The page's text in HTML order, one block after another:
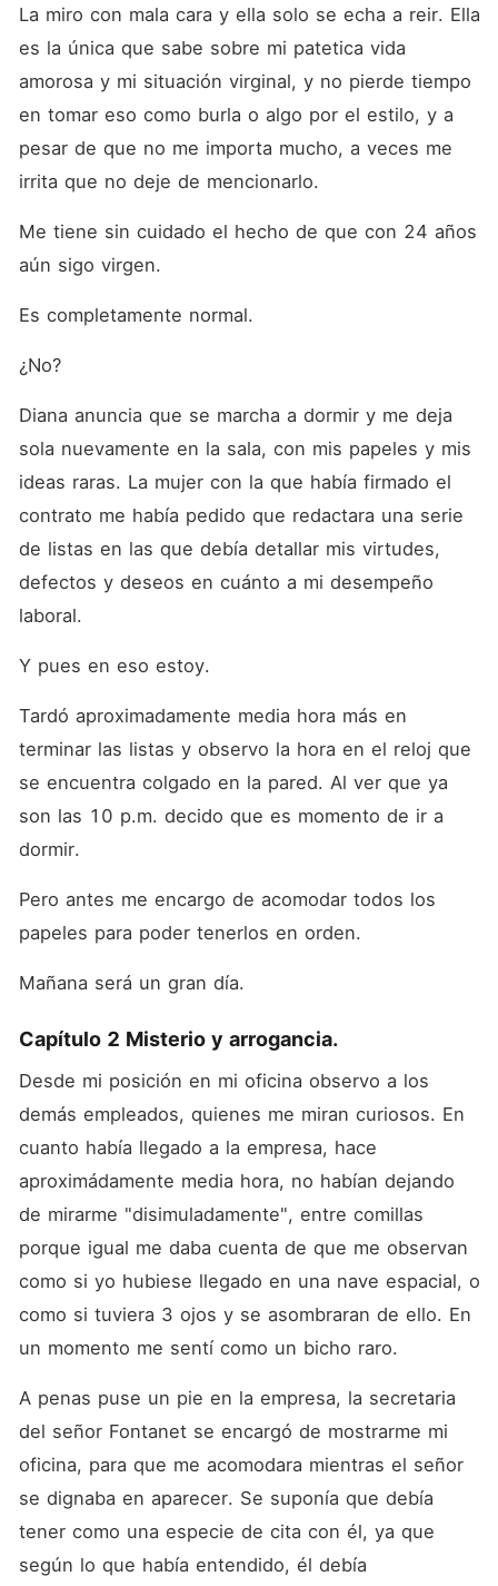
La miro con mala cara y ella solo se echa a reir. Ella
es la única que sabe sobre mi patetica vida
amorosa y mi situación virginal, y no pierde tiempo
en tomar eso como burla o algo por el estilo, y a
pesar de que no me importa mucho, a veces me
irrita que no deje de mencionarlo.
Me tiene sin cuidado el hecho de que con 24 años
aún sigo virgen.
Es completamente normal.
¿No?
Diana anuncia que se marcha a dormir y me deja
sola nuevamente en la sala, con mis papeles y mis
ideas raras. La mujer con la que había firmado el
contrato me había pedido que redactara una serie
de listas en las que debía detallar mis virtudes,
defectos y deseos en cuánto a mi desempeño
laboral.
Y pues en eso estoy.
Tardó aproximadamente media hora más en
terminar las listas y observo la hora en el reloj que
se encuentra colgado en la pared. Al ver que ya
son las 10 p.m. decido que es momento de ir a
dormir.
Pero antes me encargo de acomodar todos los
papeles para poder tenerlos en orden.
Mañana será un gran día.
Capítulo 2 Misterio y arrogancia.
Desde mi posición en mi oficina observo a los
demás empleados, quienes me miran curiosos. En
cuanto había llegado a la empresa, hace
aproximádamente media hora, no habían dejando
de mirarme "disimuladamente", entre comillas
porque igual me daba cuenta de que me observan
como si yo hubiese llegado en una nave espacial, o
como si tuviera 3 ojos y se asombraran de ello. En
un momento me sentí como un bicho raro.
A penas puse un pie en la empresa, la secretaria
del señor Fontanet se encargó de mostrarme mi
oficina, para que me acomodara mientras el señor
se dignaba en aparecer. Se suponía que debía
tener como una especie de cita con él, ya que
según lo que había entendido, él debía